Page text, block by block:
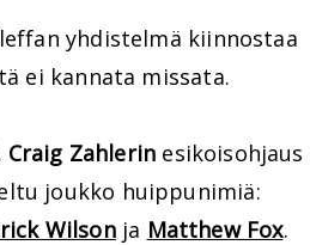
yhdistelmä kiinnostaa
ei kannata missata.
Craig Zahlerin esikoisohjaus
joukko huippunimiä:
Wilsonja Matthew Fox.